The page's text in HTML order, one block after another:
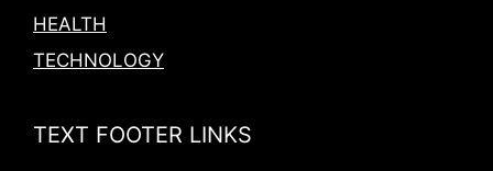
HEALTH
TECHNOLOGY
TEXT FOOTER LINKS